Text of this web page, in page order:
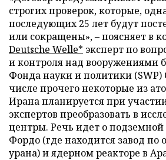
строгих проверок, которые,
последующих 25 лет будут
или сокращены», – поясняет в
Deutsche Welle* эксперт по
и контроля над вооружениями
Фонда науки и политики
числе прочего некоторые из
Ирана планируется при
экспертов преобразовать в
центры. Речь идет о подземной
Фордо (где находится завод по
урана) и ядерном реакторе в